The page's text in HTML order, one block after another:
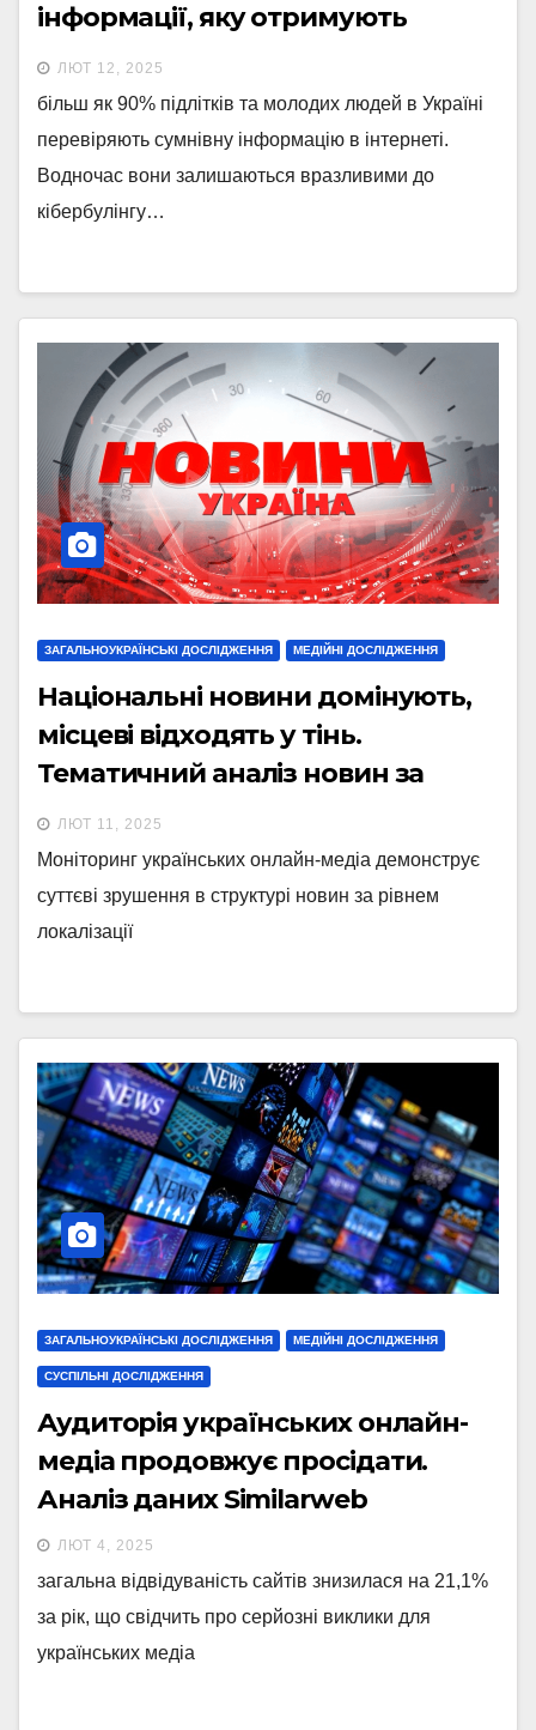
інформації, яку отримують
онлайн, – опитування U-Report
ЛЮТ 12, 2025
більш як 90% підлітків та молодих людей в Україні
перевіряють сумнівну інформацію в інтернеті.
Водночас вони залишаються вразливими до
кібербулінгу…
ЗАГАЛЬНОУКРАЇНСЬКІ ДОСЛІДЖЕННЯ МЕДІЙНІ ДОСЛІДЖЕННЯ
Національні новини домінують,
місцеві відходять у тінь.
Тематичний аналіз новин за
січень 2025-го
ЛЮТ 11, 2025
Моніторинг українських онлайн-медіа демонструє
суттєві зрушення в структурі новин за рівнем
локалізації
ЗАГАЛЬНОУКРАЇНСЬКІ ДОСЛІДЖЕННЯ МЕДІЙНІ ДОСЛІДЖЕННЯ
СУСПІЛЬНІ ДОСЛІДЖЕННЯ
Аудиторія українських онлайн-
медіа продовжує просідати.
Аналіз даних Similarweb
ЛЮТ 4, 2025
загальна відвідуваність сайтів знизилася на 21,1%
за рік, що свідчить про серйозні виклики для
українських медіа